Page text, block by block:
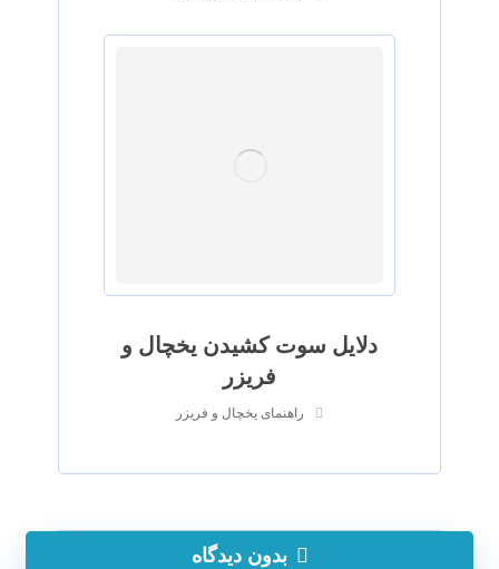
دلایل سوت کشیدن یخچال و
فریزر
راهنمای یخچال و فریزر
بدون دیدگاه